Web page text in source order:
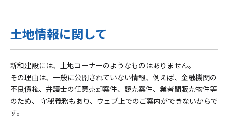
土地情報に関して
新和建設には、土地コーナーのようなものはありません。
その理由は、一般に公開されていない情報、例えば、金融機関の
不良債権、弁護士の任意売却案件、競売案件、業者間販売物件等
のため、 守秘義務もあり、ウェブ上でのご案内ができないからで
す。